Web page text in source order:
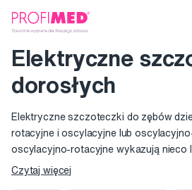
Elektryczne
dorosłych
Elektryczne szczoteczki do zębów
rotacyjne i oscylacyjne lub
oscylacyjno-rotacyjne wykazują nieco
czyszczeniu, jednak do delikatnych i
Czytaj więcej